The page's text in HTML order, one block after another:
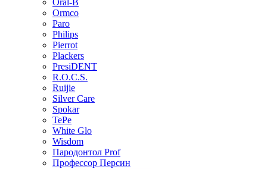
Oral-B
Ormco
Paro
Philips
Pierrot
Plackers
PresiDENT
R.O.C.S.
Ruijie
Silver Care
Spokar
TePe
White Glo
Wisdom
Пародонтол Prof
Профессор Персин